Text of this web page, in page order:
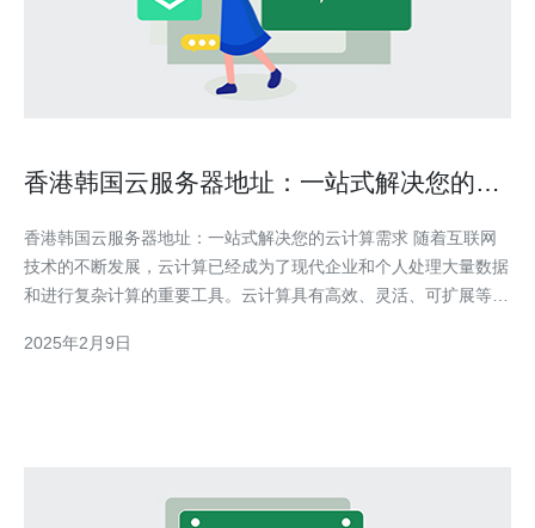
香港韩国云服务器地址：一站式解决您的云
香港韩国云服务器地址：一站式解决您的云计算需求 随着互联网
技术的不断发展，云计算已经成为了现代企业和个人处理大量数据
和进行复杂计算的重要工具。云计算具有高效、灵活、可扩展等优
节就是选择合适的云服务器地址。
2025年2月9日